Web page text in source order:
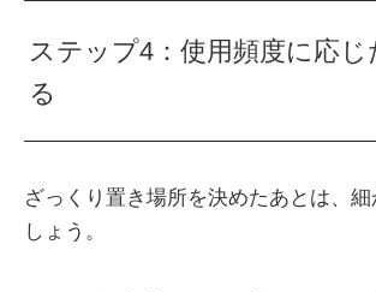
ステップ4：使用頻度に応じ
る
ざっくり置き場所を決めたあとは、細
しょう。